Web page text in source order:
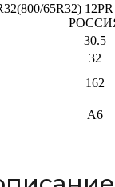
65R32)
30.5
32
162
A6